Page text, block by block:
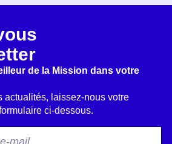
de la Mission dans votre
actualités, laissez-nous votre
ci-dessous.